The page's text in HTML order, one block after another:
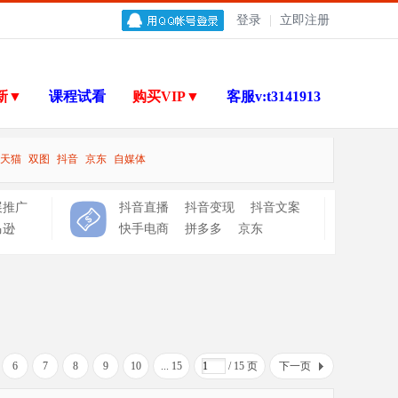
登录 立即注册
▼ 课程试看 购买VIP▼ 客服v:t3141913
天猫 双图 抖音 京东 自媒体
推广
逊
抖音直播 抖音变现
抖音文案
快手电商
拼多多 京东
6 7 8 9 10 ... 15 / 15 页 下一页